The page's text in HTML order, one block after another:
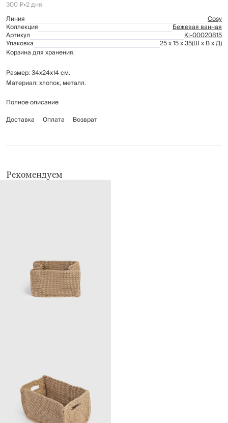
300 ₽•2 дня
Линия
Cosy
Коллекция Бежевая ванная
Артикул Kl-00020815
Упаковка 25 x 15 x 35(Ш x В x Д)
Корзина для хранения.
Размер: 34х24х14 см.
Материал: хлопок, металл.
Рекомендуется сухая чистка.
Полное описание
Доставка
Оплата Возврат
Рекомендуем